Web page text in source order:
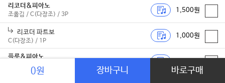
리코더&피아노
조옮김 / C(다장조) / 3P
1,500원
리코더 파트보
C(다장조) / 1P
1,000원
플룻&피아노
원키 / Ab(내림 가장조) / 3P
0원 장바구니 바로구매